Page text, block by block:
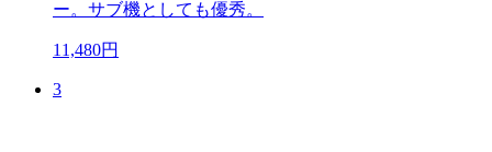
ー。サブ機としても優秀。
11,480円
3